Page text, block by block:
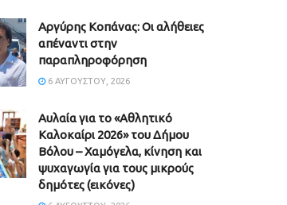
Aργύρης Κοπάνας: Οι αλήθειες
απέναντι στην
παραπληροφόρηση
6 ΑΥΓΟΎΣΤΟΥ, 2026
Αυλαία για το «Αθλητικό
Καλοκαίρι 2026» του Δήμου
Βόλου – Χαμόγελα, κίνηση και
ψυχαγωγία για τους μικρούς
δημότες (εικόνες)